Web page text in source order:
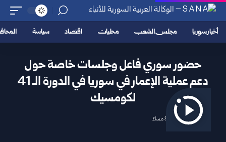
أخبار سوريا مجلس الشعب محليات اقتصاد سياسة
حضور سوري فاعل وجلسات خاصة حول
دعم عملية الإعمار في سوريا في الدورة الـ 41
لكومسيك
2025/11/04 9:44 مساءً